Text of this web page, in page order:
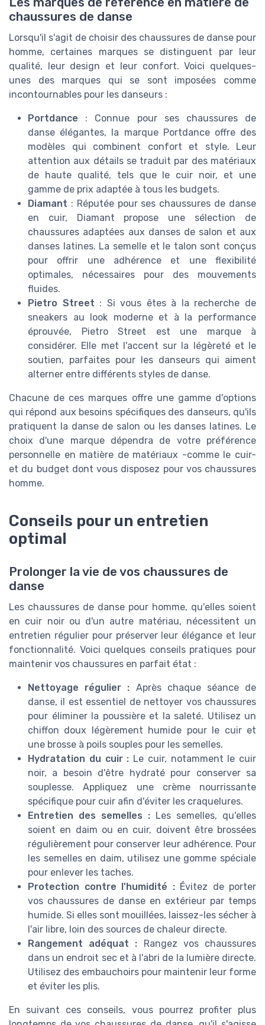
chaussures de danse
Lorsqu'il s'agit de choisir des chaussures de danse pour
homme, certaines marques se distinguent par leur
qualité, leur design et leur confort. Voici quelques-
unes des marques qui se sont imposées comme
incontournables pour les danseurs :
Portdance : Connue pour ses chaussures de
danse élégantes, la marque Portdance offre des
modèles qui combinent confort et style. Leur
attention aux détails se traduit par des matériaux
de haute qualité, tels que le cuir noir, et une
gamme de prix adaptée à tous les budgets.
Diamant : Réputée pour ses chaussures de danse
en cuir, Diamant propose une sélection de
chaussures adaptées aux danses de salon et aux
danses latines. La semelle et le talon sont conçus
pour offrir une adhérence et une flexibilité
optimales, nécessaires pour des mouvements
fluides.
Pietro Street : Si vous êtes à la recherche de
sneakers au look moderne et à la performance
éprouvée, Pietro Street est une marque à
considérer. Elle met l'accent sur la légèreté et le
soutien, parfaites pour les danseurs qui aiment
alterner entre différents styles de danse.
Chacune de ces marques offre une gamme d'options
qui répond aux besoins spécifiques des danseurs, qu'ils
pratiquent la danse de salon ou les danses latines. Le
choix d'une marque dépendra de votre préférence
personnelle en matière de matériaux -comme le cuir-
et du budget dont vous disposez pour vos chaussures
homme.
Conseils pour un entretien
optimal
Prolonger la vie de vos chaussures de
danse
Les chaussures de danse pour homme, qu'elles soient
en cuir noir ou d'un autre matériau, nécessitent un
entretien régulier pour préserver leur élégance et leur
fonctionnalité. Voici quelques conseils pratiques pour
maintenir vos chaussures en parfait état :
Nettoyage régulier : Après chaque séance de
danse, il est essentiel de nettoyer vos chaussures
pour éliminer la poussière et la saleté. Utilisez un
chiffon doux légèrement humide pour le cuir et
une brosse à poils souples pour les semelles.
Hydratation du cuir : Le cuir, notamment le cuir
noir, a besoin d'être hydraté pour conserver sa
souplesse. Appliquez une crème nourrissante
spécifique pour cuir afin d'éviter les craquelures.
Entretien des semelles : Les semelles, qu'elles
soient en daim ou en cuir, doivent être brossées
régulièrement pour conserver leur adhérence. Pour
les semelles en daim, utilisez une gomme spéciale
pour enlever les taches.
Protection contre l'humidité :Évitez de porter
vos chaussures de danse en extérieur par temps
humide. Si elles sont mouillées, laissez-les sécher à
l'air libre, loin des sources de chaleur directe.
Rangement adéquat : Rangez vos chaussures
dans un endroit sec et à l'abri de la lumière directe.
Utilisez des embauchoirs pour maintenir leur forme
et éviter les plis.
En suivant ces conseils, vous pourrez profiter plus